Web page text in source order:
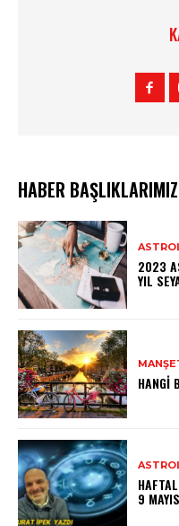
HABER BAŞLIKLARIMIZ
2023
YIL
HANGI
9